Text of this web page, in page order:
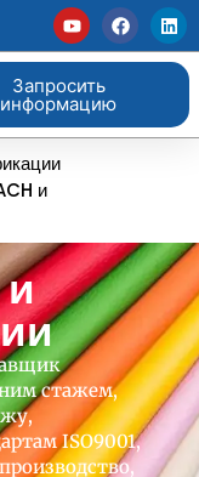
Запросить
информацию
и
стажем,
ISO9001,